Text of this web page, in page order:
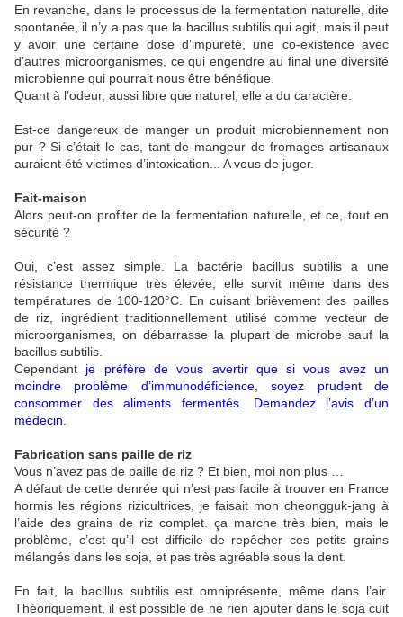
En revanche, dans le processus de la fermentation naturelle, dite
spontanée, il n’y a pas que la bacillus subtilis qui agit, mais il peut
y avoir une certaine dose d’impureté, une co-existence avec
d’autres microorganismes, ce qui engendre au final une diversité
microbienne qui pourrait nous être bénéfique.
Quant à l’odeur, aussi libre que naturel, elle a du caractère.
Est-ce dangereux de manger un produit microbiennement non
pur ? Si c’était le cas, tant de mangeur de fromages artisanaux
auraient été victimes d’intoxication... A vous de juger.
Fait-maison
Alors peut-on profiter de la fermentation naturelle, et ce, tout en
sécurité ?
Oui, c’est assez simple. La bactérie bacillus subtilis a une
résistance thermique très élevée, elle survit même dans des
températures de 100-120°C. En cuisant brièvement des pailles
de riz, ingrédient traditionnellement utilisé comme vecteur de
microorganismes, on débarrasse la plupart de microbe sauf la
bacillus subtilis.
Cependant je préfère de vous avertir que si vous avez un
moindre problème d’immunodéficience, soyez prudent de
consommer des aliments fermentés. Demandez l’avis d’un
médecin.
Fabrication sans paille de riz
Vous n’avez pas de paille de riz ? Et bien, moi non plus …
A défaut de cette denrée qui n’est pas facile à trouver en France
hormis les régions rizicultrices, je faisait mon cheongguk-jang à
l’aide des grains de riz complet. ça marche très bien, mais le
problème, c’est qu’il est difficile de repêcher ces petits grains
mélangés dans les soja, et pas très agréable sous la dent.
En fait, la bacillus subtilis est omniprésente, même dans l’air.
Théoriquement, il est possible de ne rien ajouter dans le soja cuit